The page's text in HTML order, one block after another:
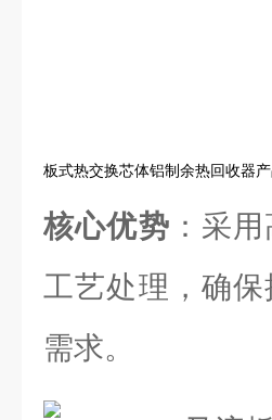
板式热交换芯体铝制余热回收器
核心优势 ：采
工艺处理，确
需求。